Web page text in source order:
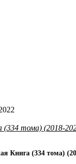
(334 тома) (2018-
Книга (334 тома)